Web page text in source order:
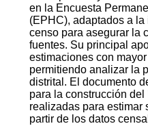
en la Encuesta
(EPHC), adaptados a
censo para asegurar la
fuentes. Su principal
estimaciones con
permitiendo analizar la
distrital. El documento
para la construcción
realizadas para estimar
partir de los datos